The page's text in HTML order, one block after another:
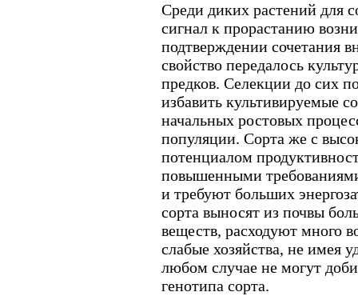
Среди диких растений для
сигнал к прорастанию
подтверждении сочетания
свойство передалось
предков. Селекции до сих
избавить культивируемые
начальных ростовых
популяции. Сорта же с
потенциалом
повышенными
и требуют больших
сорта выносят из почвы
веществ, расходуют много
слабые хозяйства, не имея
любом случае не могут
генотипа сорта.